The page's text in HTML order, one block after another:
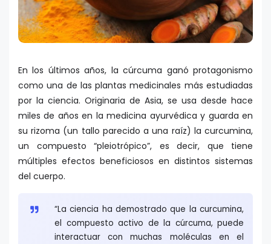
En los últimos años, la cúrcuma ganó protagonismo
como una de las plantas medicinales más estudiadas
por la ciencia. Originaria de Asia, se usa desde hace
miles de años en la medicina ayurvédica y guarda en
su rizoma (un tallo parecido a una raíz) la curcumina,
un compuesto “pleiotrópico”, es decir, que tiene
múltiples efectos beneficiosos en distintos sistemas
del cuerpo.
“La ciencia ha demostrado que la curcumina,
el compuesto activo de la cúrcuma, puede
interactuar con muchas moléculas en el